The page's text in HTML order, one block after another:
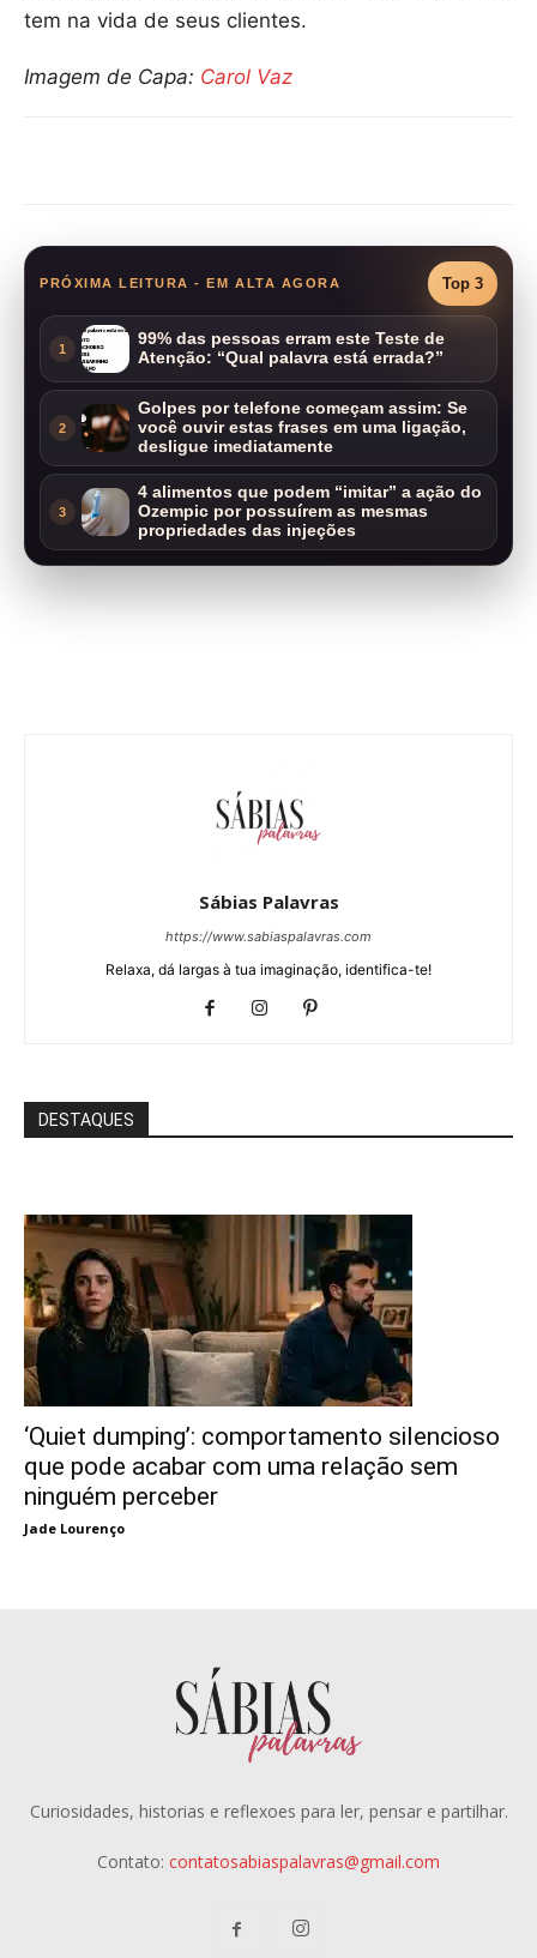
tem na vida de seus clientes.
Imagem de Capa: Carol Vaz
PRÓXIMA LEITURA - EM ALTA AGORA Top 3
1
99% das pessoas erram este Teste de
Atenção: “Qual palavra está errada?”
2
Golpes por telefone começam assim: Se
você ouvir estas frases em uma ligação,
desligue imediatamente
3
4 alimentos que podem “imitar” a ação do
Ozempic por possuírem as mesmas
propriedades das injeções
Sábias Palavras
https://www.sabiaspalavras.com
Relaxa, dá largas à tua imaginação, identifica-te!
DESTAQUES
‘Quiet dumping’: comportamento silencioso
que pode acabar com uma relação sem
ninguém perceber
Jade Lourenço
Curiosidades, historias e reflexoes para ler, pensar e partilhar.
Contato: contatosabiaspalavras@gmail.com